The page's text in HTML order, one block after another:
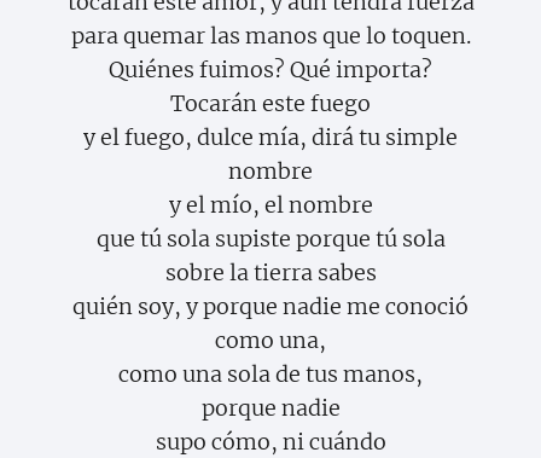
para quemar las manos que lo toquen.
Quiénes fuimos? Qué importa?
Tocarán este fuego
y el fuego, dulce mía, dirá tu simple
nombre
y el mío, el nombre
que tú sola supiste porque tú sola
sobre la tierra sabes
quién soy, y porque nadie me conoció
como una,
como una sola de tus manos,
porque nadie
supo cómo, ni cuándo